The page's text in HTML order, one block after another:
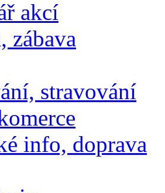
akcí
zábava
stravování
info, doprava